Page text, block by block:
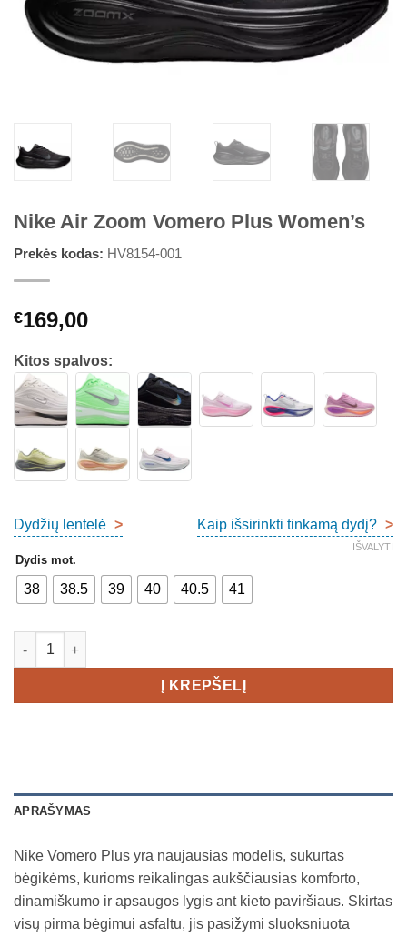
Nike Air Zoom Vomero Plus Women’s
Prekės kodas: HV8154-001
€169,00
Kitos spalvos:
Dydžių lentelė > Kaip išsirinkti tinkamą dydį? >
Dydis mot.
38 38.5 39 40 40.5 41
IŠVALYTI
produkto kiekis: Nike Air Zoom Vomero Plus Women's
Į KREPŠELĮ
APRAŠYMAS
Nike Vomero Plus yra naujausias modelis, sukurtas
bėgikėms, kurioms reikalingas aukščiausias komforto,
dinamiškumo ir apsaugos lygis ant kieto paviršiaus. Skirtas
visų pirma bėgimui asfaltu, jis pasižymi sluoksniuota